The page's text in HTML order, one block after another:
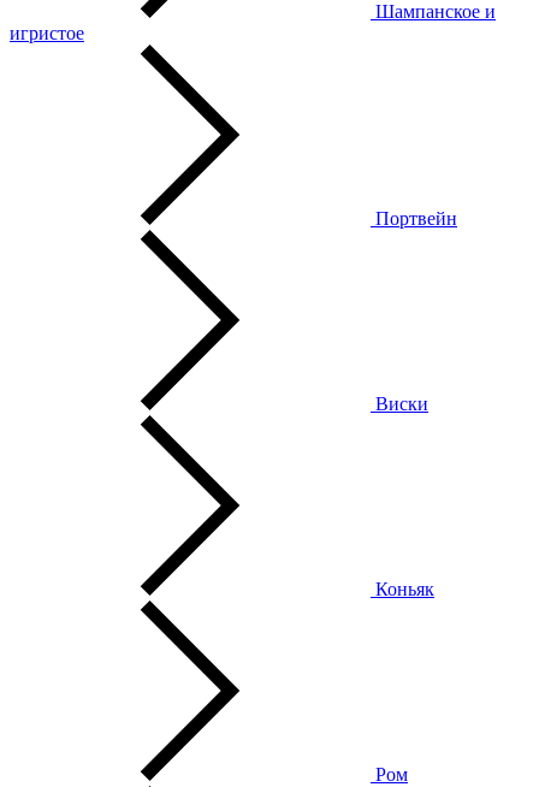
Шампанское и
игристое
Портвейн
Виски
Коньяк
Ром